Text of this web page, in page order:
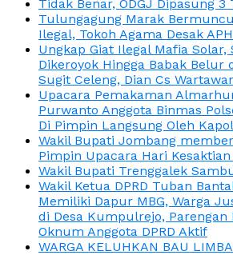
Tidak Benar, ODGJ Dipasung 3
Tulungagung Marak
Ilegal, Tokoh Agama Desak
Ungkap Giat Ilegal Mafia Solar,
Dikeroyok Hingga Babak Belur
Sugit Celeng, Dian Cs
Upacara Pemakaman
Purwanto Anggota Binmas
Di Pimpin Langsung Oleh
Wakil Bupati Jombang
Pimpin Upacara Hari
Wakil Bupati Trenggalek
Wakil Ketua DPRD Tuban
Memiliki Dapur MBG, Warga
di Desa Kumpulrejo, Parengan
Oknum Anggota DPRD Aktif
WARGA KELUHKAN BAU